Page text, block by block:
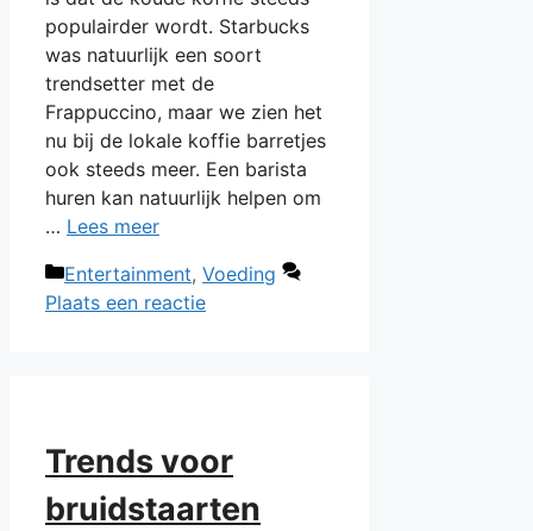
populairder wordt. Starbucks
was natuurlijk een soort
trendsetter met de
Frappuccino, maar we zien het
nu bij de lokale koffie barretjes
ook steeds meer. Een barista
huren kan natuurlijk helpen om
… Lees meer
Categorieën
Entertainment, Voeding
Plaats een reactie
Trends voor
bruidstaarten